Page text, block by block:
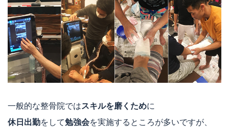
一般的な整骨院ではスキルを磨くために
休日出勤をして勉強会を実施するところが多いですが、